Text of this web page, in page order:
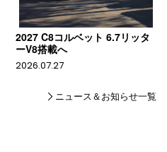
2027 C8コルベット 6.7リッタ
ーV8搭載へ
2026.07.27
ニュース＆お知らせ一覧